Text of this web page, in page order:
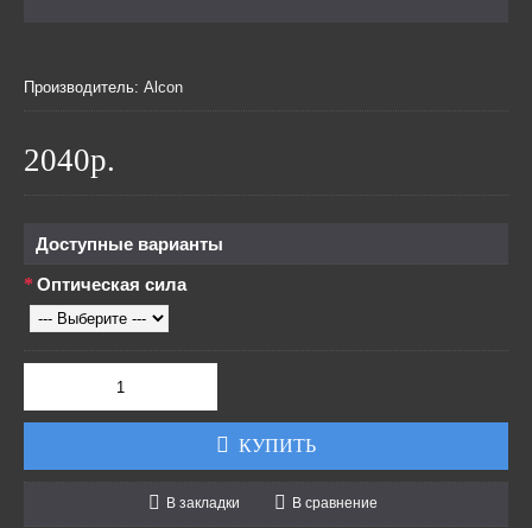
Производитель: Alcon
2040р.
Доступные варианты
Оптическая сила
КУПИТЬ
В закладки В сравнение